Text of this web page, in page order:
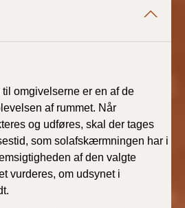
omgivelserne er en af de
af rummet. Når
og udføres, skal der tages
som solafskærmningen har i
af den valgte
vurderes, om udsynet i